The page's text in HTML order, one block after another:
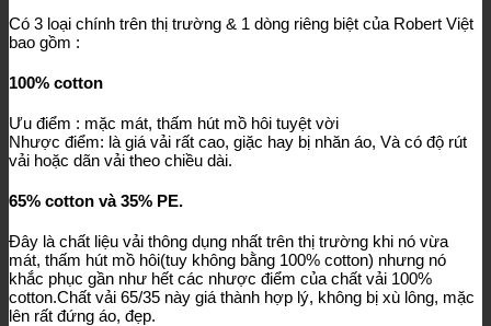
Có 3 loại chính trên thị trường & 1 dòng riêng biệt của Robert Việt
bao gồm :
100% cotton
Ưu điểm : mặc mát, thấm hút mồ hôi tuyệt vời
Nhược điểm: là giá vải rất cao, giặc hay bị nhăn áo, Và có độ rút
vải hoặc dãn vải theo chiều dài.
65% cotton và 35% PE.
Đây là chất liệu vải thông dụng nhất trên thị trường khi nó vừa
mát, thấm hút mồ hôi(tuy không bằng 100% cotton) nhưng nó
khắc phục gần như hết các nhược điểm của chất vải 100%
cotton.Chất vải 65/35 này giá thành hợp lý, không bị xù lông, mặc
lên rất đứng áo, đẹp.